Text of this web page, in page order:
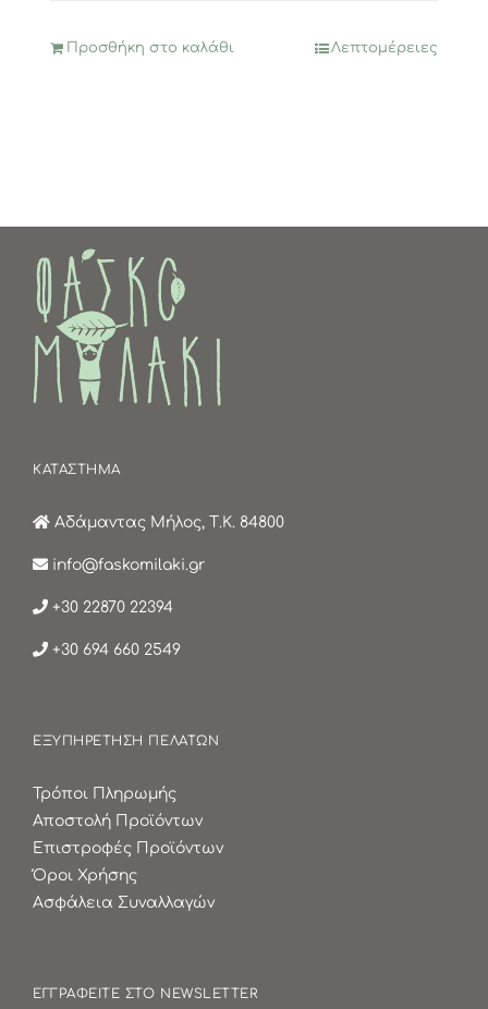
Προσθήκη στο καλάθι Λεπτομέρειες
ΚΑΤΑΣΤΗΜΑ
Αδάμαντας Μήλος, Τ.Κ. 84800
info@faskomilaki.gr
+30 22870 22394
+30 694 660 2549
ΕΞΥΠΗΡΕΤΗΣΗ ΠΕΛΑΤΩΝ
Τρόποι Πληρωμής
Αποστολή Προϊόντων
Επιστροφές Προϊόντων
Όροι Χρήσης
Ασφάλεια Συναλλαγών
ΕΓΓΡΑΦΕΙΤΕ ΣΤΟ NEWSLETTER